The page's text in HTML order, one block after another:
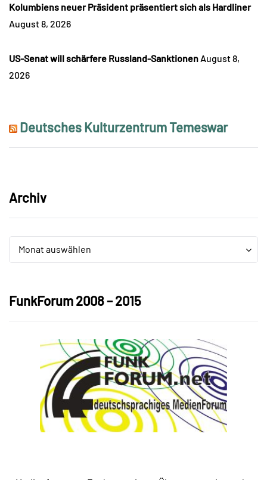
Kolumbiens neuer Präsident präsentiert sich als Hardliner
August 8, 2026
US-Senat will schärfere Russland-Sanktionen August 8,
2026
Deutsches Kulturzentrum Temeswar
Archiv
Monat auswählen
Archiv
FunkForum 2008 – 2015